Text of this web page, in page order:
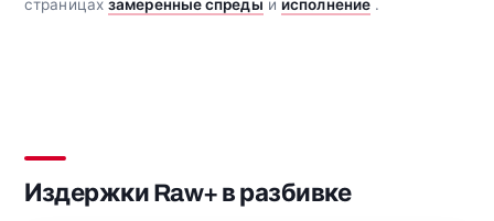
страницах замеренные спреды иисполнение .
Издержки Raw+ в разбивке